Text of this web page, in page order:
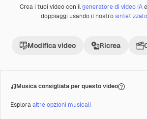
Premium
Crea i tuoi video con ilgeneratore di video IA
doppiaggi usando il nostro
Modifica video Ricrea
Musica consigliata per questo video
Esploraaltre opzioni musicali